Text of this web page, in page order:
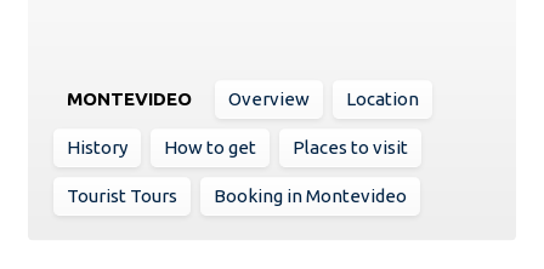
MONTEVIDEO Overview Location
History How to get Places to visit
Tourist Tours Booking in Montevideo